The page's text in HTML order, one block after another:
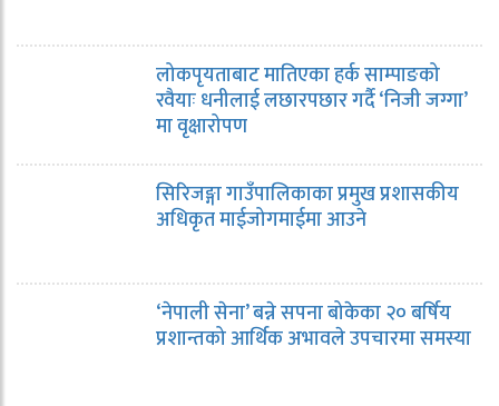
लोकपृयताबाट मातिएका हर्क साम्पाङको
रवैयाः धनीलाई लछारपछार गर्दै ‘निजी जग्गा’
मा वृक्षारोपण
सिरिजङ्गा गाउँपालिकाका प्रमुख प्रशासकीय
अधिकृत माईजोगमाईमा आउने
‘नेपाली सेना’ बन्ने सपना बोकेका २० बर्षिय
प्रशान्तको आर्थिक अभावले उपचारमा समस्या